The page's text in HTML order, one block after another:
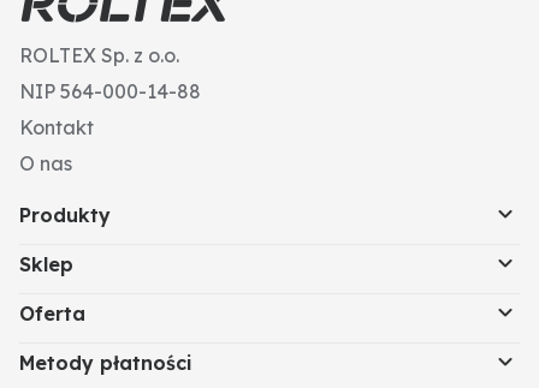
ROLTEX Sp. z o.o.
NIP 564-000-14-88
Kontakt
O nas
Produkty
Sklep
Oferta
Metody płatności